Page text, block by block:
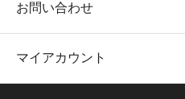
お問い合わせ
マイアカウント